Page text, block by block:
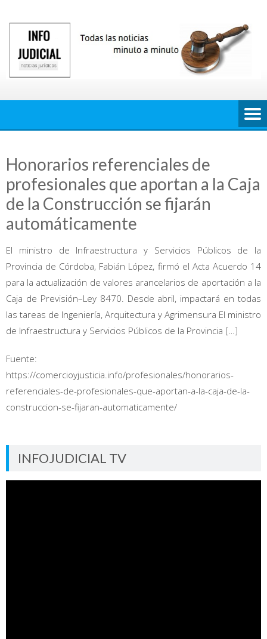
contenido
Honorarios referenciales de
profesionales que aportan a la Caja
de la Construcción se fijarán
automáticamente
El ministro de Infraestructura y Servicios Públicos de la
Provincia de Córdoba, Fabián López, firmó el Acta Acuerdo 14
para la actualización de valores arancelarios de aportación a la
Caja de Previsión–Ley 8470. Desde abril, impactará en todas
las tareas de Ingeniería, Arquitectura y Agrimensura El ministro
de Infraestructura y Servicios Públicos de la Provincia […]
Fuente:
https://comercioyjusticia.info/profesionales/honorarios-
referenciales-de-profesionales-que-aportan-a-la-caja-de-la-
construccion-se-fijaran-automaticamente/
INFOJUDICIAL TV